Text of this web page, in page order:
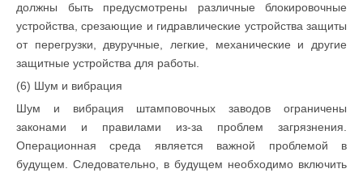
должны быть предусмотрены различные блокировочные
устройства, срезающие и гидравлические устройства защиты
от перегрузки, двуручные, легкие, механические и другие
защитные устройства для работы.
(6) Шум и вибрация
Шум и вибрация штамповочных заводов ограничены
законами и правилами из-за проблем загрязнения.
Операционная среда является важной проблемой в
будущем. Следовательно, в будущем необходимо включить